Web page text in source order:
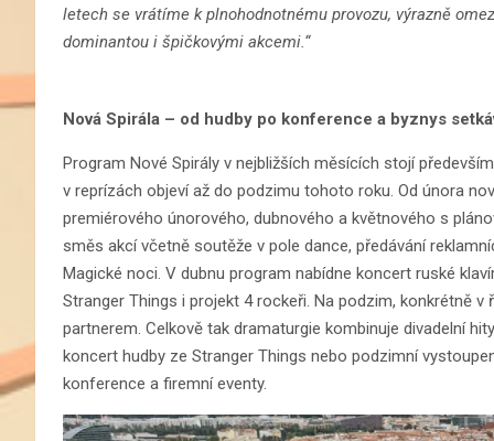
letech se vrátíme k plnohodnotnému provozu, výrazně
dominantou i špičkovými akcemi.“
Nová Spirála – od hudby po konference a byznys
Program Nové Spirály v nejbližších měsících stojí
v reprízách objeví až do podzimu tohoto roku. Od února
premiérového únorového, dubnového a květnového s
směs akcí včetně soutěže v pole dance, předávání
Magické noci. V dubnu program nabídne koncert ruské
Stranger Things i projekt 4 rockeři. Na podzim, konkrétně
partnerem. Celkově tak dramaturgie kombinuje divadelní
koncert hudby ze Stranger Things nebo podzimní
konference a firemní eventy.